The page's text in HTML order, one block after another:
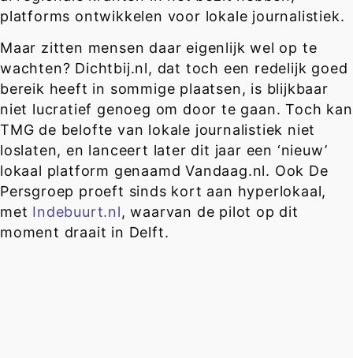
platforms ontwikkelen voor lokale journalistiek.
Maar zitten mensen daar eigenlijk wel op te
wachten? Dichtbij.nl, dat toch een redelijk goed
bereik heeft in sommige plaatsen, is blijkbaar
niet lucratief genoeg om door te gaan. Toch kan
TMG de belofte van lokale journalistiek niet
loslaten, en lanceert later dit jaar een ‘nieuw’
lokaal platform genaamd Vandaag.nl. Ook De
Persgroep proeft sinds kort aan hyperlokaal,
met Indebuurt.nl, waarvan de pilot op dit
moment draait in Delft.